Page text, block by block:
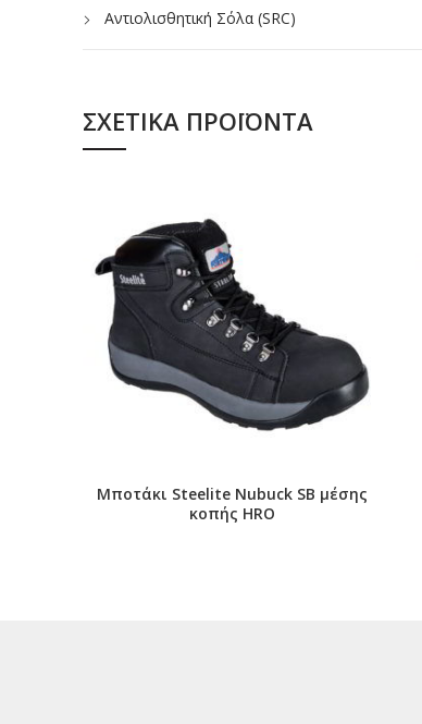
Αντιολισθητική Σόλα (SRC)
ΣΧΕΤΙΚΆ ΠΡΟΪΌΝΤΑ
Μποτάκι Steelite Nubuck SB μέσης
κοπής HRO